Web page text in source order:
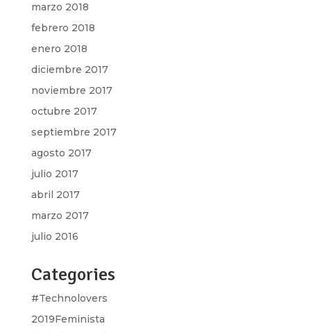
marzo 2018
febrero 2018
enero 2018
diciembre 2017
noviembre 2017
octubre 2017
septiembre 2017
agosto 2017
julio 2017
abril 2017
marzo 2017
julio 2016
Categories
#Technolovers
2019Feminista